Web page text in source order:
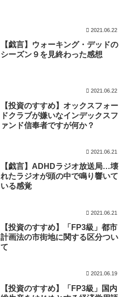
2021.06.22
【戯言】ウォーキング・デッドの
シーズン９を見終わった感想
2021.06.22
【投資のすすめ】オックスフォー
ドクラブが嫌いなインデックスフ
ァンド信奉者ですが何か？
2021.06.21
【戯言】ADHDラジオ放送局…壊
れたラジオが頭の中で鳴り響いて
いる感覚
2021.06.21
【投資のすすめ】「FP3級」都市
計画法の市街地に関する区分つい
て
2021.06.19
【投資のすすめ】「FP3級」国内